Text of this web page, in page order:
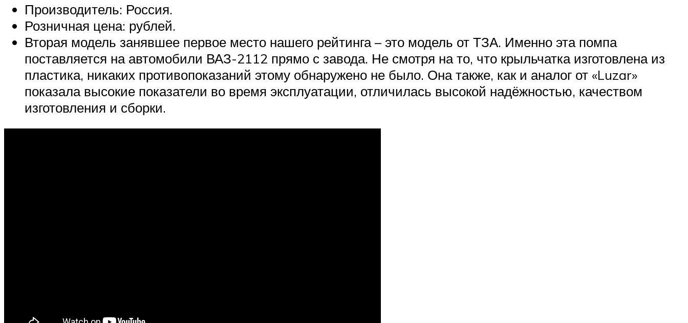
Производитель: Россия.
Розничная цена: рублей.
Вторая модель занявшее первое место нашего рейтинга – это модель от ТЗА. Именно эта помпа
поставляется на автомобили ВАЗ-2112 прямо с завода. Не смотря на то, что крыльчатка изготовлена из
пластика, никаких противопоказаний этому обнаружено не было. Она также, как и аналог от «Luzar»
показала высокие показатели во время эксплуатации, отличилась высокой надёжностью, качеством
изготовления и сборки.